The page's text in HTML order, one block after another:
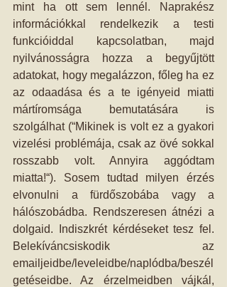
mint ha ott sem lennél. Naprakész
információkkal rendelkezik a testi
funkcióiddal kapcsolatban, majd
nyilvánosságra hozza a begyűjtött
adatokat, hogy megalázzon, főleg ha ez
az odaadása és a te igényeid miatti
mártíromsága bemutatására is
szolgálhat (“Mikinek is volt ez a gyakori
vizelési problémája, csak az övé sokkal
rosszabb volt. Annyira aggódtam
miatta!“). Sosem tudtad milyen érzés
elvonulni a fürdőszobába vagy a
hálószobádba. Rendszeresen átnézi a
dolgaid. Indiszkrét kérdéseket tesz fel.
Belekíváncsiskodik az
emailjeidbe/leveleidbe/naplódba/beszél
getéseidbe. Az érzelmeidben vájkál,